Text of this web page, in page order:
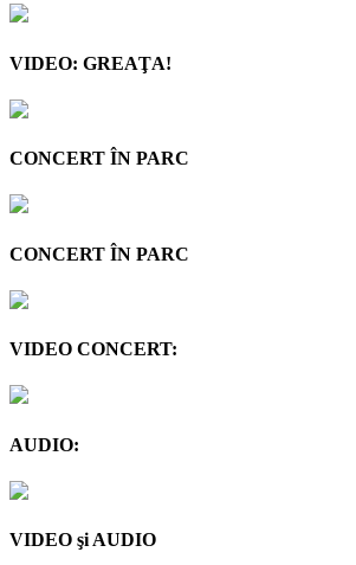
VIDEO: GREAŢA!
CONCERT ÎN PARC
CONCERT ÎN PARC
VIDEO CONCERT:
AUDIO:
VIDEO şi AUDIO